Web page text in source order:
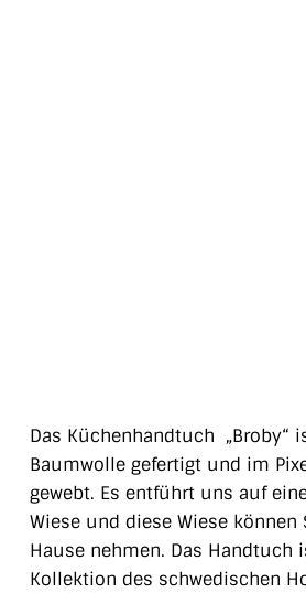
Das Küchenhandtuch „Broby“
Baumwolle gefertigt und im
gewebt. Es entführt uns auf
Wiese und diese Wiese können
Hause nehmen. Das Handtuch
Kollektion des schwedischen